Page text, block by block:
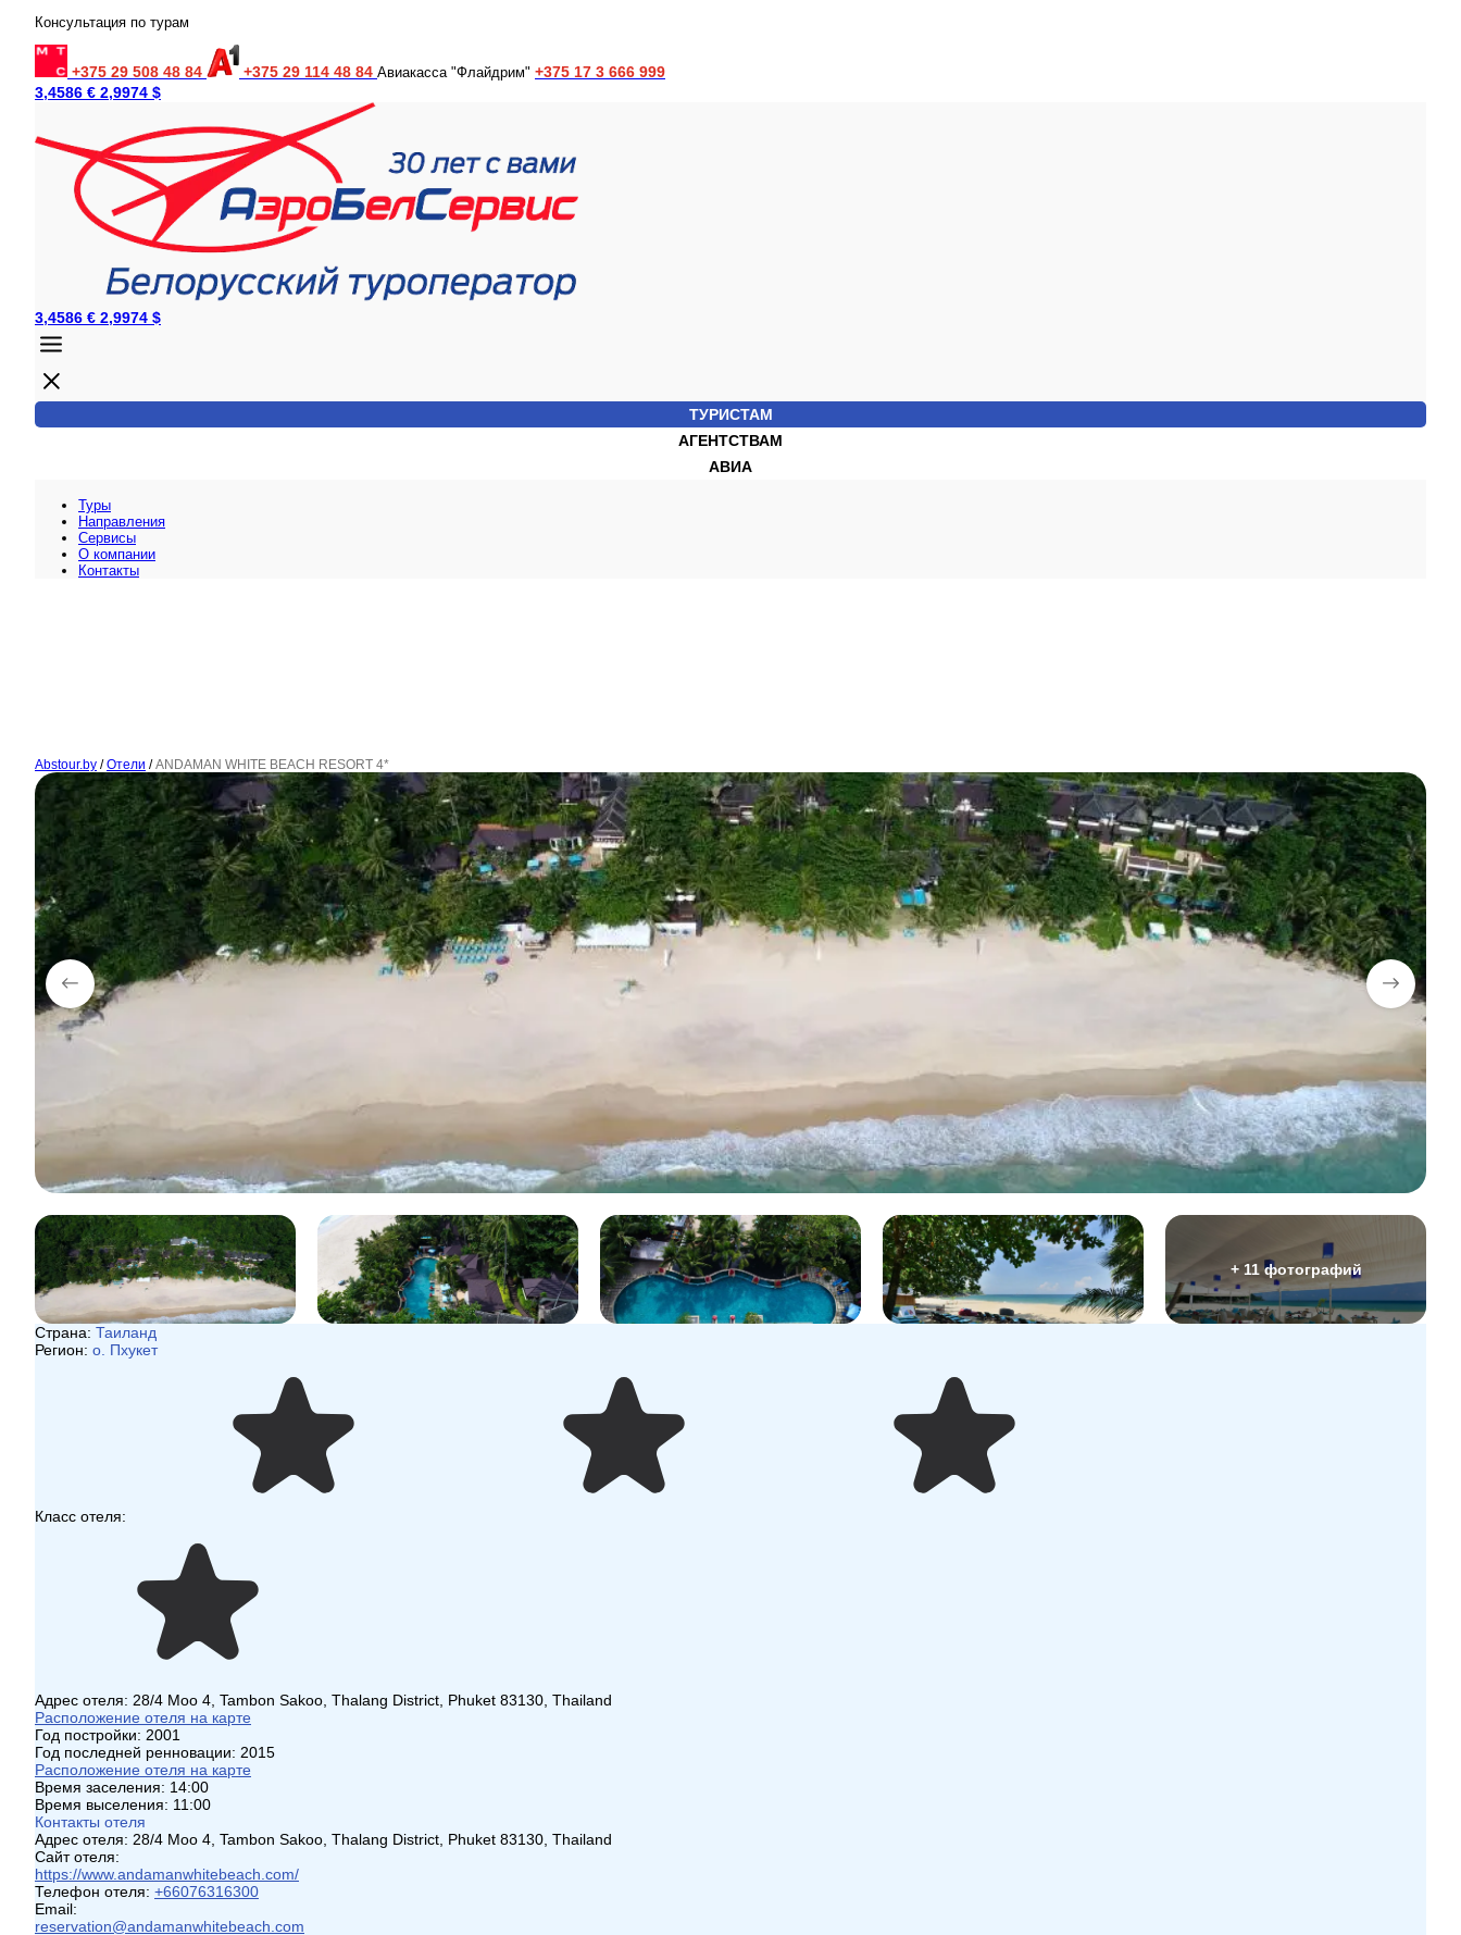
Консультация по турам
+375 29 508 48 84 +375 29 114 48 84 Авиакасса "Флайдрим" +375 17 3 666 999
3,4586 € 2,9974 $
3,4586 € 2,9974 $
ТУРИСТАМ
АГЕНТСТВАМ
АВИА
Туры
Направления
Сервисы
O компании
Контакты
Abstour.by / Отели / ANDAMAN WHITE BEACH RESORT 4*
+ 11 фотографий
Страна: Таиланд
Регион: о. Пхукет
Класс отеля:
Адрес отеля: 28/4 Moo 4, Tambon Sakoo, Thalang District, Phuket 83130, Thailand
Расположение отеля на карте
Год постройки: 2001
Год последней ренновации: 2015
Расположение отеля на карте
Время заселения: 14:00
Время выселения: 11:00
Контакты отеля
Адрес отеля: 28/4 Moo 4, Tambon Sakoo, Thalang District, Phuket 83130, Thailand
Сайт отеля:
https://www.andamanwhitebeach.com/
Телефон отеля: +66076316300
Email:
reservation@andamanwhitebeach.com